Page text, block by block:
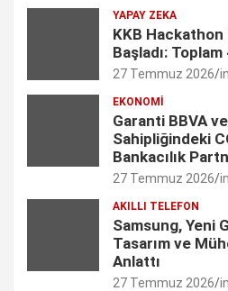
n
r
C
a
n
n
e
l
YAPAY ZEKA
KKB Hackathon
Başladı:
27 Temmuz 2026
EKONOMI
Garanti BBVA
Sahipliğindeki
Bankacılık
27 Temmuz 2026
AKILLI TELEFON
Samsung, Yeni
Tasarım ve
Anlattı
27 Temmuz 2026